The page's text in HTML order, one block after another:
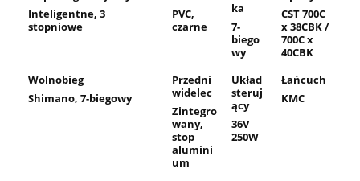
Inteligentne, 3
stopniowe
PVC,
czarne
ka
7-
biego
wy
CST 700C
x 38CBK /
700C x
40CBK
Wolnobieg
Shimano, 7-biegowy
Przedni
widelec
Zintegro
wany,
stop
alumini
um
Układ
steruj
ący
36V
250W
Łańcuch
KMC